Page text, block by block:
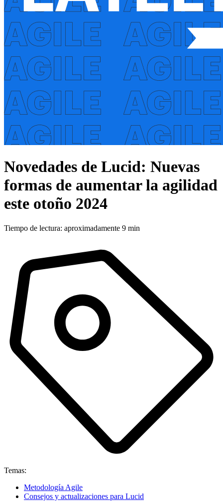
Novedades de Lucid: Nuevas
formas de aumentar la agilidad
este otoño 2024
Tiempo de lectura: aproximadamente 9 min
Temas:
Metodología Agile
Consejos y actualizaciones para Lucid